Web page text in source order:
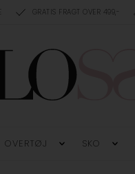
GRATIS FRAGT OVER 499,-
OVERTØJ SKO